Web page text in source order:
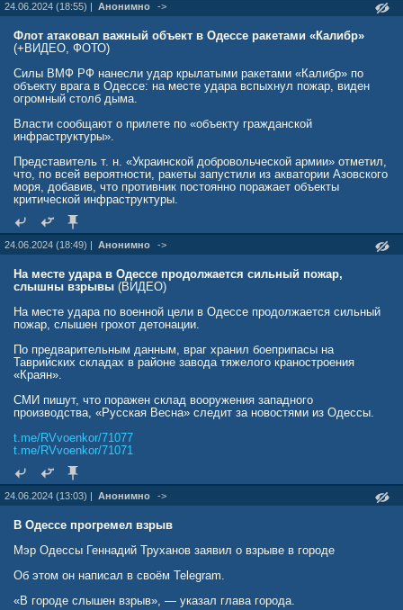
24.06.2024 (18:55) | Анонимно ->
Флот атаковал важный объект в Одессе ракетами «Калибр»
(+ВИДЕО, ФОТО)
Силы ВМФ РФ нанесли удар крылатыми ракетами «Калибр» по
объекту врага в Одессе: на месте удара вспыхнул пожар, виден
огромный столб дыма.
Власти сообщают о прилете по «объекту гражданской
инфраструктуры».
Представитель т. н. «Украинской добровольческой армии» отметил,
что, по всей вероятности, ракеты запустили из акватории Азовского
моря, добавив, что противник постоянно поражает объекты
критической инфраструктуры.
24.06.2024 (18:49) | Анонимно ->
На месте удара в Одессе продолжается сильный пожар,
слышны взрывы (ВИДЕО)
На месте удара по военной цели в Одессе продолжается сильный
пожар, слышен грохот детонации.
По предварительным данным, враг хранил боеприпасы на
Таврийских складах в районе завода тяжелого краностроения
«Краян».
СМИ пишут, что поражен склад вооружения западного
производства, «Русская Весна» следит за новостями из Одессы.
t.me/RVvoenkor/71077
t.me/RVvoenkor/71071
24.06.2024 (13:03) | Анонимно ->
В Одессе прогремел взрыв
Мэр Одессы Геннадий Труханов заявил о взрыве в городе
Об этом он написал в своём Telegram.
«В городе слышен взрыв», — указал глава города.